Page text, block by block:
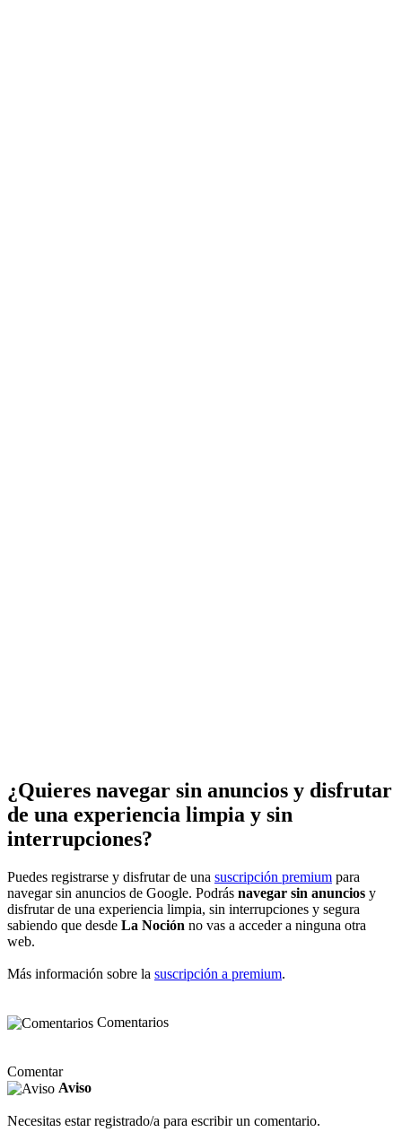
¿Quieres navegar sin anuncios y disfrutar
de una experiencia limpia y sin
interrupciones?
Puedes registrarse y disfrutar de una suscripción premium para
navegar sin anuncios de Google. Podrás navegar sin anuncios y
disfrutar de una experiencia limpia, sin interrupciones y segura
sabiendo que desde La Noción no vas a acceder a ninguna otra
web.
Más información sobre la suscripción a premium.
Comentarios
Comentar
Aviso
Necesitas estar registrado/a para escribir un comentario.